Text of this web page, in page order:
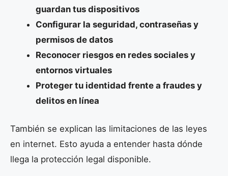
guardan tus dispositivos
Configurar la seguridad, contraseñas y
permisos de datos
Reconocer riesgos en redes sociales y
entornos virtuales
Proteger tu identidad frente a fraudes y
delitos en línea
También se explican las limitaciones de las leyes
en internet. Esto ayuda a entender hasta dónde
llega la protección legal disponible.